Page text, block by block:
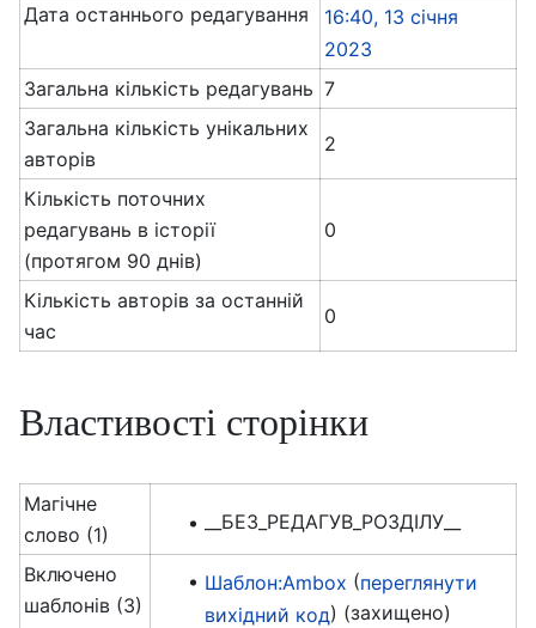
Дата останнього редагування
16:40, 13 січня
2023
Загальна кількість редагувань 7
Загальна кількість унікальних
авторів
2
Кількість поточних
редагувань в історії
(протягом 90 днів)
0
Кількість авторів за останній
час
0
Властивості сторінки
Магічне
слово (1)
__БЕЗ_РЕДАГУВ_РОЗДІЛУ__
Включено
шаблонів (3)
Шаблон:Ambox (переглянути
вихідний код) (захищено)